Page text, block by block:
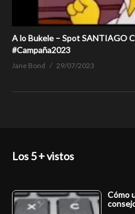
A lo Bukele – Spot SANTIAGO
#Campaña2023
Jane Bond 29/07/2023
Los 5 + vistos
Cómo